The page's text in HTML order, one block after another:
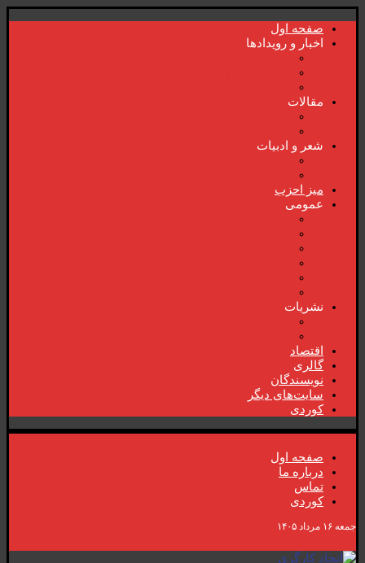
صفحە اول
اخبار و رویدادها
مقالات
شعر و ادبیات
میز احزب
عمومی
نشریات
اقتصاد
گالری
نویسندگان
سایت‌های دیگر
کوردی
صفحە اول
دربارە ما
تماس
کوردی
جمعه ۱۶ مرداد ۱۴۰۵